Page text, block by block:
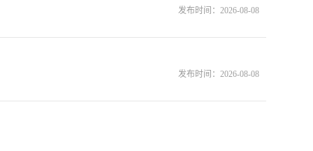
发布时间： 2026-08-08
发布时间： 2026-08-08